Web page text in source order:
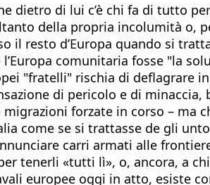
dietro di lui c’è chi fa di tutto
della propria incolumità o,
il resto d’Europa quando si
comunitaria fosse "la
"fratelli" rischia di deflagrare
di pericolo e di
forzate in corso – ma
come se si trattasse de gli
carri armati alle
tenerli «tutti lì», o, ancora, a
europee oggi in atto, esiste